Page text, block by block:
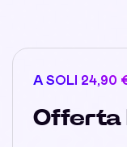
A SOLI 24,90
Offerta